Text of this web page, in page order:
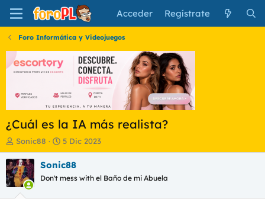
Acceder Regístrate
Foro Informática y Videojuegos
¿Cuál es la IA más realista?
I
n
i
c
i
a
Sonic88
F
e
c
a
5 Dic 2023
Sonic88
Don't mess with el Baño de mi Abuela